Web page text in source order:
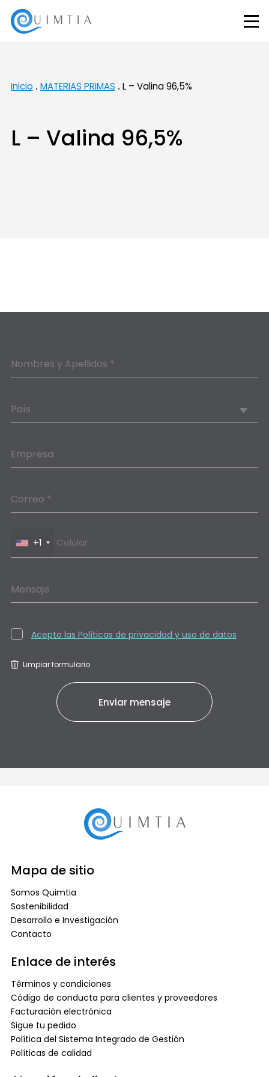
Inicio MATERIAS PRIMAS L – Valina 96,5%
L – Valina 96,5%
Nombres y Apellidos *
País
Empresa
Correo *
+1
Mensaje
Acepto las Políticas de privacidad y uso de datos
Limpiar formulario
Mapa de sitio
Somos Quimtia
Sostenibilidad
Desarrollo e Investigación
Contacto
Enlace de interés
Términos y condiciones
Código de conducta para clientes y proveedores
Facturación electrónica
Sigue tu pedido
Política del Sistema Integrado de Gestión
Políticas de calidad